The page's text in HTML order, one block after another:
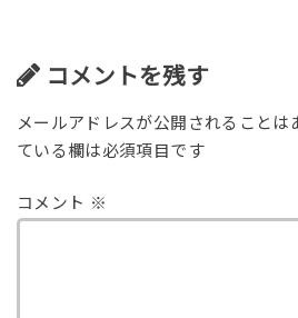
コメントを残す
メールアドレスが公開されることは
ている欄は必須項目です
コメント ※